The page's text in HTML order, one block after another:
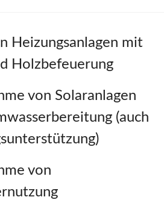
Heizungsanlagen mit
Holzbefeuerung
von Solaranlagen
(auch
von